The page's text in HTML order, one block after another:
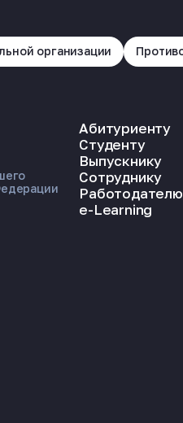
организации
Абитуриенту
Студенту
Выпускнику
Сотруднику
Работодателю
e-Learning